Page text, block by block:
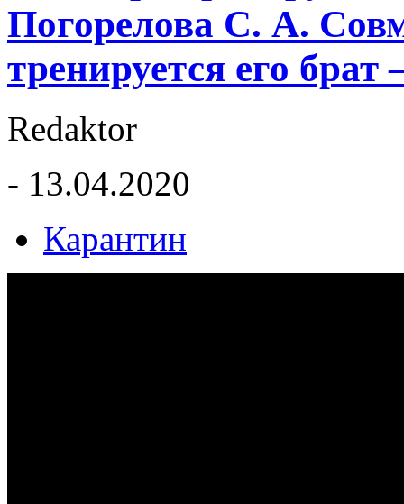
Погорелова С. А.
тренируется его
Redaktor
- 13.04.2020
Карантин